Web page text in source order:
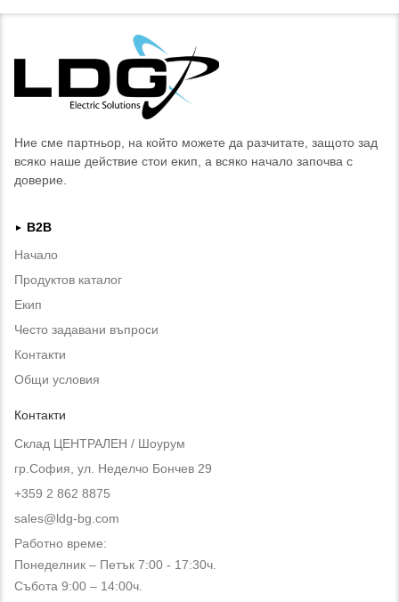
Ние сме партньор, на който можете да разчитате, защото зад
всяко наше действие стои екип, а всяко начало започва с
доверие.
►
B2B
Начало
Продуктов каталог
Екип
Често задавани въпроси
Контакти
Общи условия
Контакти
Склад ЦЕНТРАЛЕН / Шоурум
гр.София, ул. Неделчо Бончев 29
+359 2 862 8875
sales@ldg-bg.com
Работно време:
Понеделник – Петък 7:00 - 17:30ч.
Събота 9:00 – 14:00ч.